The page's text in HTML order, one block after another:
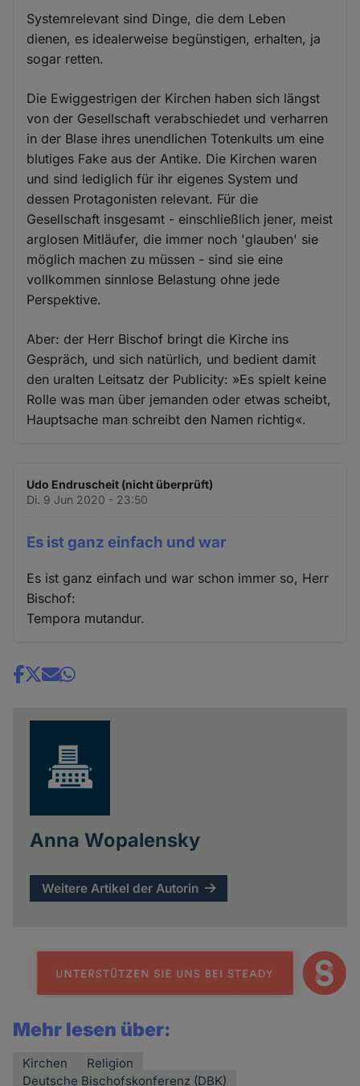
Systemrelevant sind Dinge, die dem Leben
dienen, es idealerweise begünstigen, erhalten, ja
sogar retten.
Die Ewiggestrigen der Kirchen haben sich längst
von der Gesellschaft verabschiedet und verharren
in der Blase ihres unendlichen Totenkults um eine
blutiges Fake aus der Antike. Die Kirchen waren
und sind lediglich für ihr eigenes System und
dessen Protagonisten relevant. Für die
Gesellschaft insgesamt - einschließlich jener, meist
arglosen Mitläufer, die immer noch 'glauben' sie
möglich machen zu müssen - sind sie eine
vollkommen sinnlose Belastung ohne jede
Perspektive.
Aber: der Herr Bischof bringt die Kirche ins
Gespräch, und sich natürlich, und bedient damit
den uralten Leitsatz der Publicity: »Es spielt keine
Rolle was man über jemanden oder etwas scheibt,
Hauptsache man schreibt den Namen richtig«.
Udo Endruscheit (nicht überprüft)
Di. 9 Jun 2020 - 23:50
Es ist ganz einfach und war
Es ist ganz einfach und war schon immer so, Herr
Bischof:
Tempora mutandur.
Share
Anna Wopalensky
Weitere Artikel der Autorin
Mehr lesen über:
Kirchen
Religion
Deutsche Bischofskonferenz (DBK)